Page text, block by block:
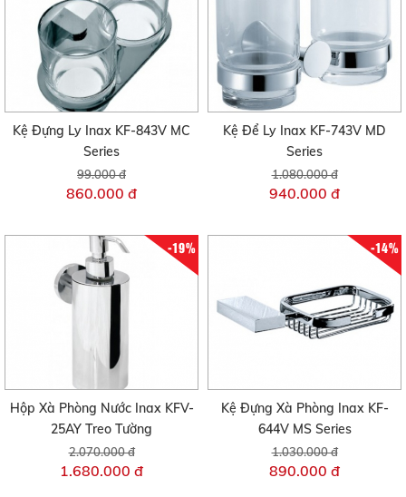
Kệ Đựng Ly Inax KF-843V MC
Series
99.000 đ
860.000 đ
Kệ Để Ly Inax KF-743V MD
Series
1.080.000 đ
940.000 đ
-19%
Hộp Xà Phòng Nước Inax KFV-
25AY Treo Tường
2.070.000 đ
1.680.000 đ
-14%
Kệ Đựng Xà Phòng Inax KF-
644V MS Series
1.030.000 đ
890.000 đ